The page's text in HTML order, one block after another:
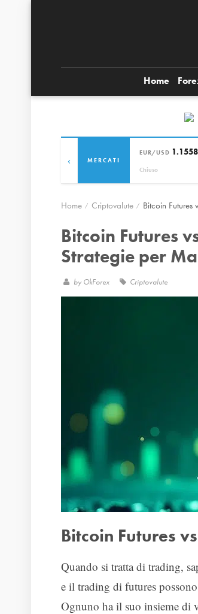
Home
MERCATI
EUR/USD
Chiuso
‹
Home Criptovalute Bitcoin Futures
Bitcoin Futures
Strategie per
by OkForex Criptovalute
Bitcoin Futures
Quando si tratta di trading,
e il trading di futures
Ognuno ha il suo insieme di